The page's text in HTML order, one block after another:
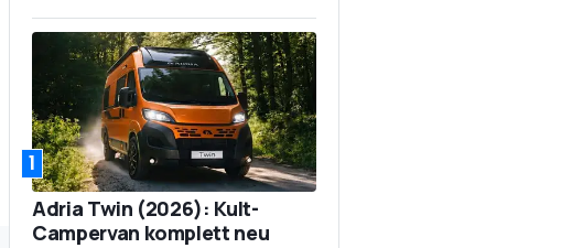
1
Adria Twin (2026): Kult-
Campervan komplett neu